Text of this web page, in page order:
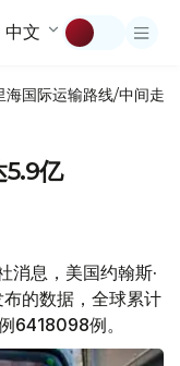
中文
海国际运输路线/中间走廊
5.9亿
息，美国约翰斯·
的数据，全球累计
6418098例。